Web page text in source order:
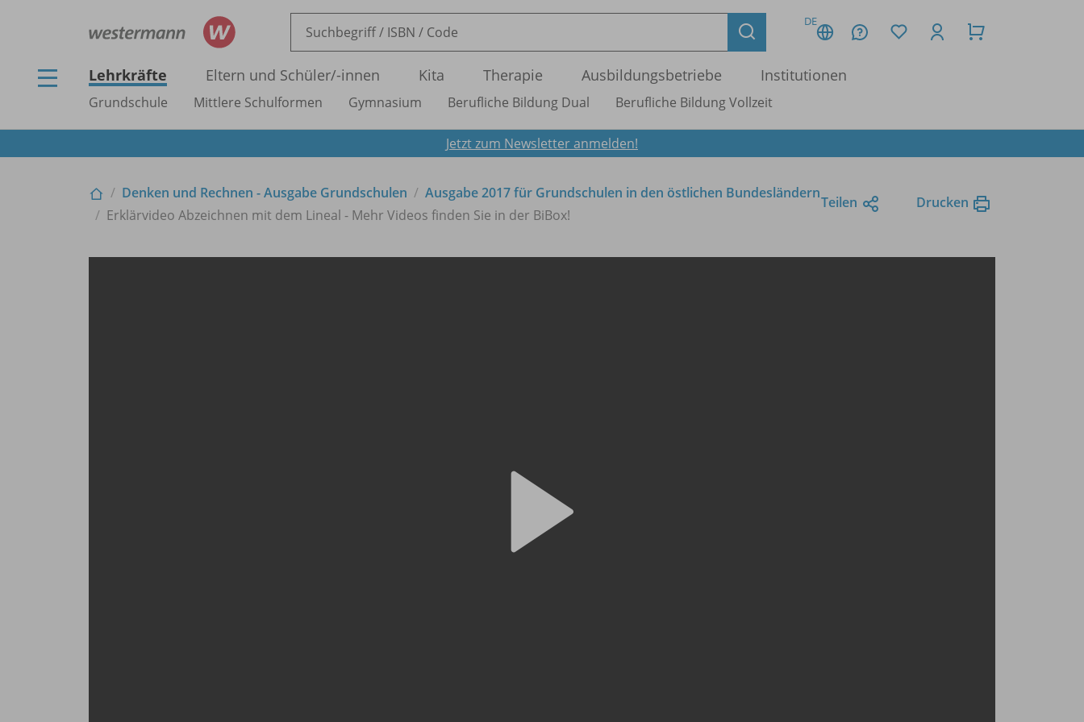
DE
Lehrkräfte Eltern und Schüler/-innen Kita Therapie Ausbildungsbetriebe Institutionen
Grundschule Mittlere Schulformen Gymnasium Berufliche Bildung Dual Berufliche Bildung Vollzeit
Jetzt zum Newsletter anmelden!
Denken und Rechnen - Ausgabe Grundschulen
Ausgabe 2017 für Grundschulen in den östlichen Bundesländern
Erklärvideo Abzeichnen mit dem Lineal - Mehr Videos finden Sie in der BiBox!
Teilen Drucken